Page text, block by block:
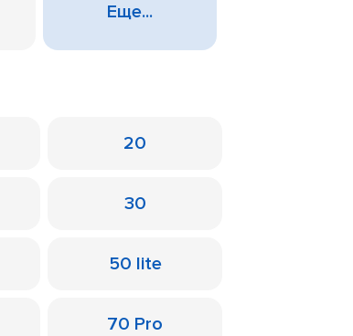
Еще...
20
30
50 lite
70 Pro